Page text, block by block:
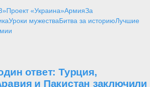
Проект «Украина»АрмияЗа
Уроки мужестваБитва за историюЛучшие
ответ: Турция,
и Пакистан заключили